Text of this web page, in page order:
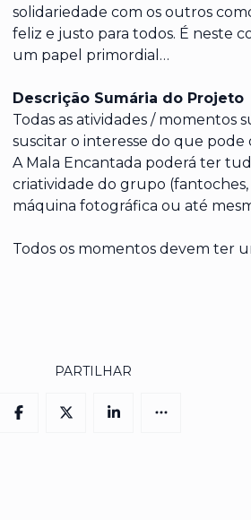
solidariedade com os outros
feliz e justo para todos. É neste
um papel primordial…
Descrição Sumária do Projeto
Todas as atividades / momentos
suscitar o interesse do que
A Mala Encantada poderá ter
criatividade do grupo (fantoches,
máquina fotográfica ou até
Todos os momentos devem ter
PARTILHAR